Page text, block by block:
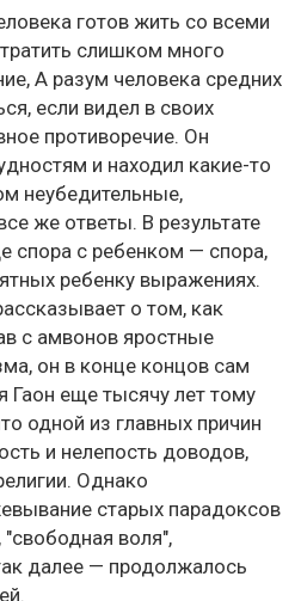
готов жить со всеми
слишком много
А разум человека средних
если видел в своих
противоречие. Он
и находил какие-то
неубедительные,
же ответы. В результате
спора с ребенком — спора,
ребенку выражениях.
о том, как
с амвонов яростные
он в конце концов сам
Гаон еще тысячу лет тому
одной из главных причин
и нелепость доводов,
Однако
старых парадоксов
воля",
далее — продолжалось